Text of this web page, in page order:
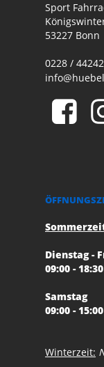
Sport
53227 Bonn
0228 /
Dienstag -
09:00 -
Samstag
09:00 -
Winterzeit: